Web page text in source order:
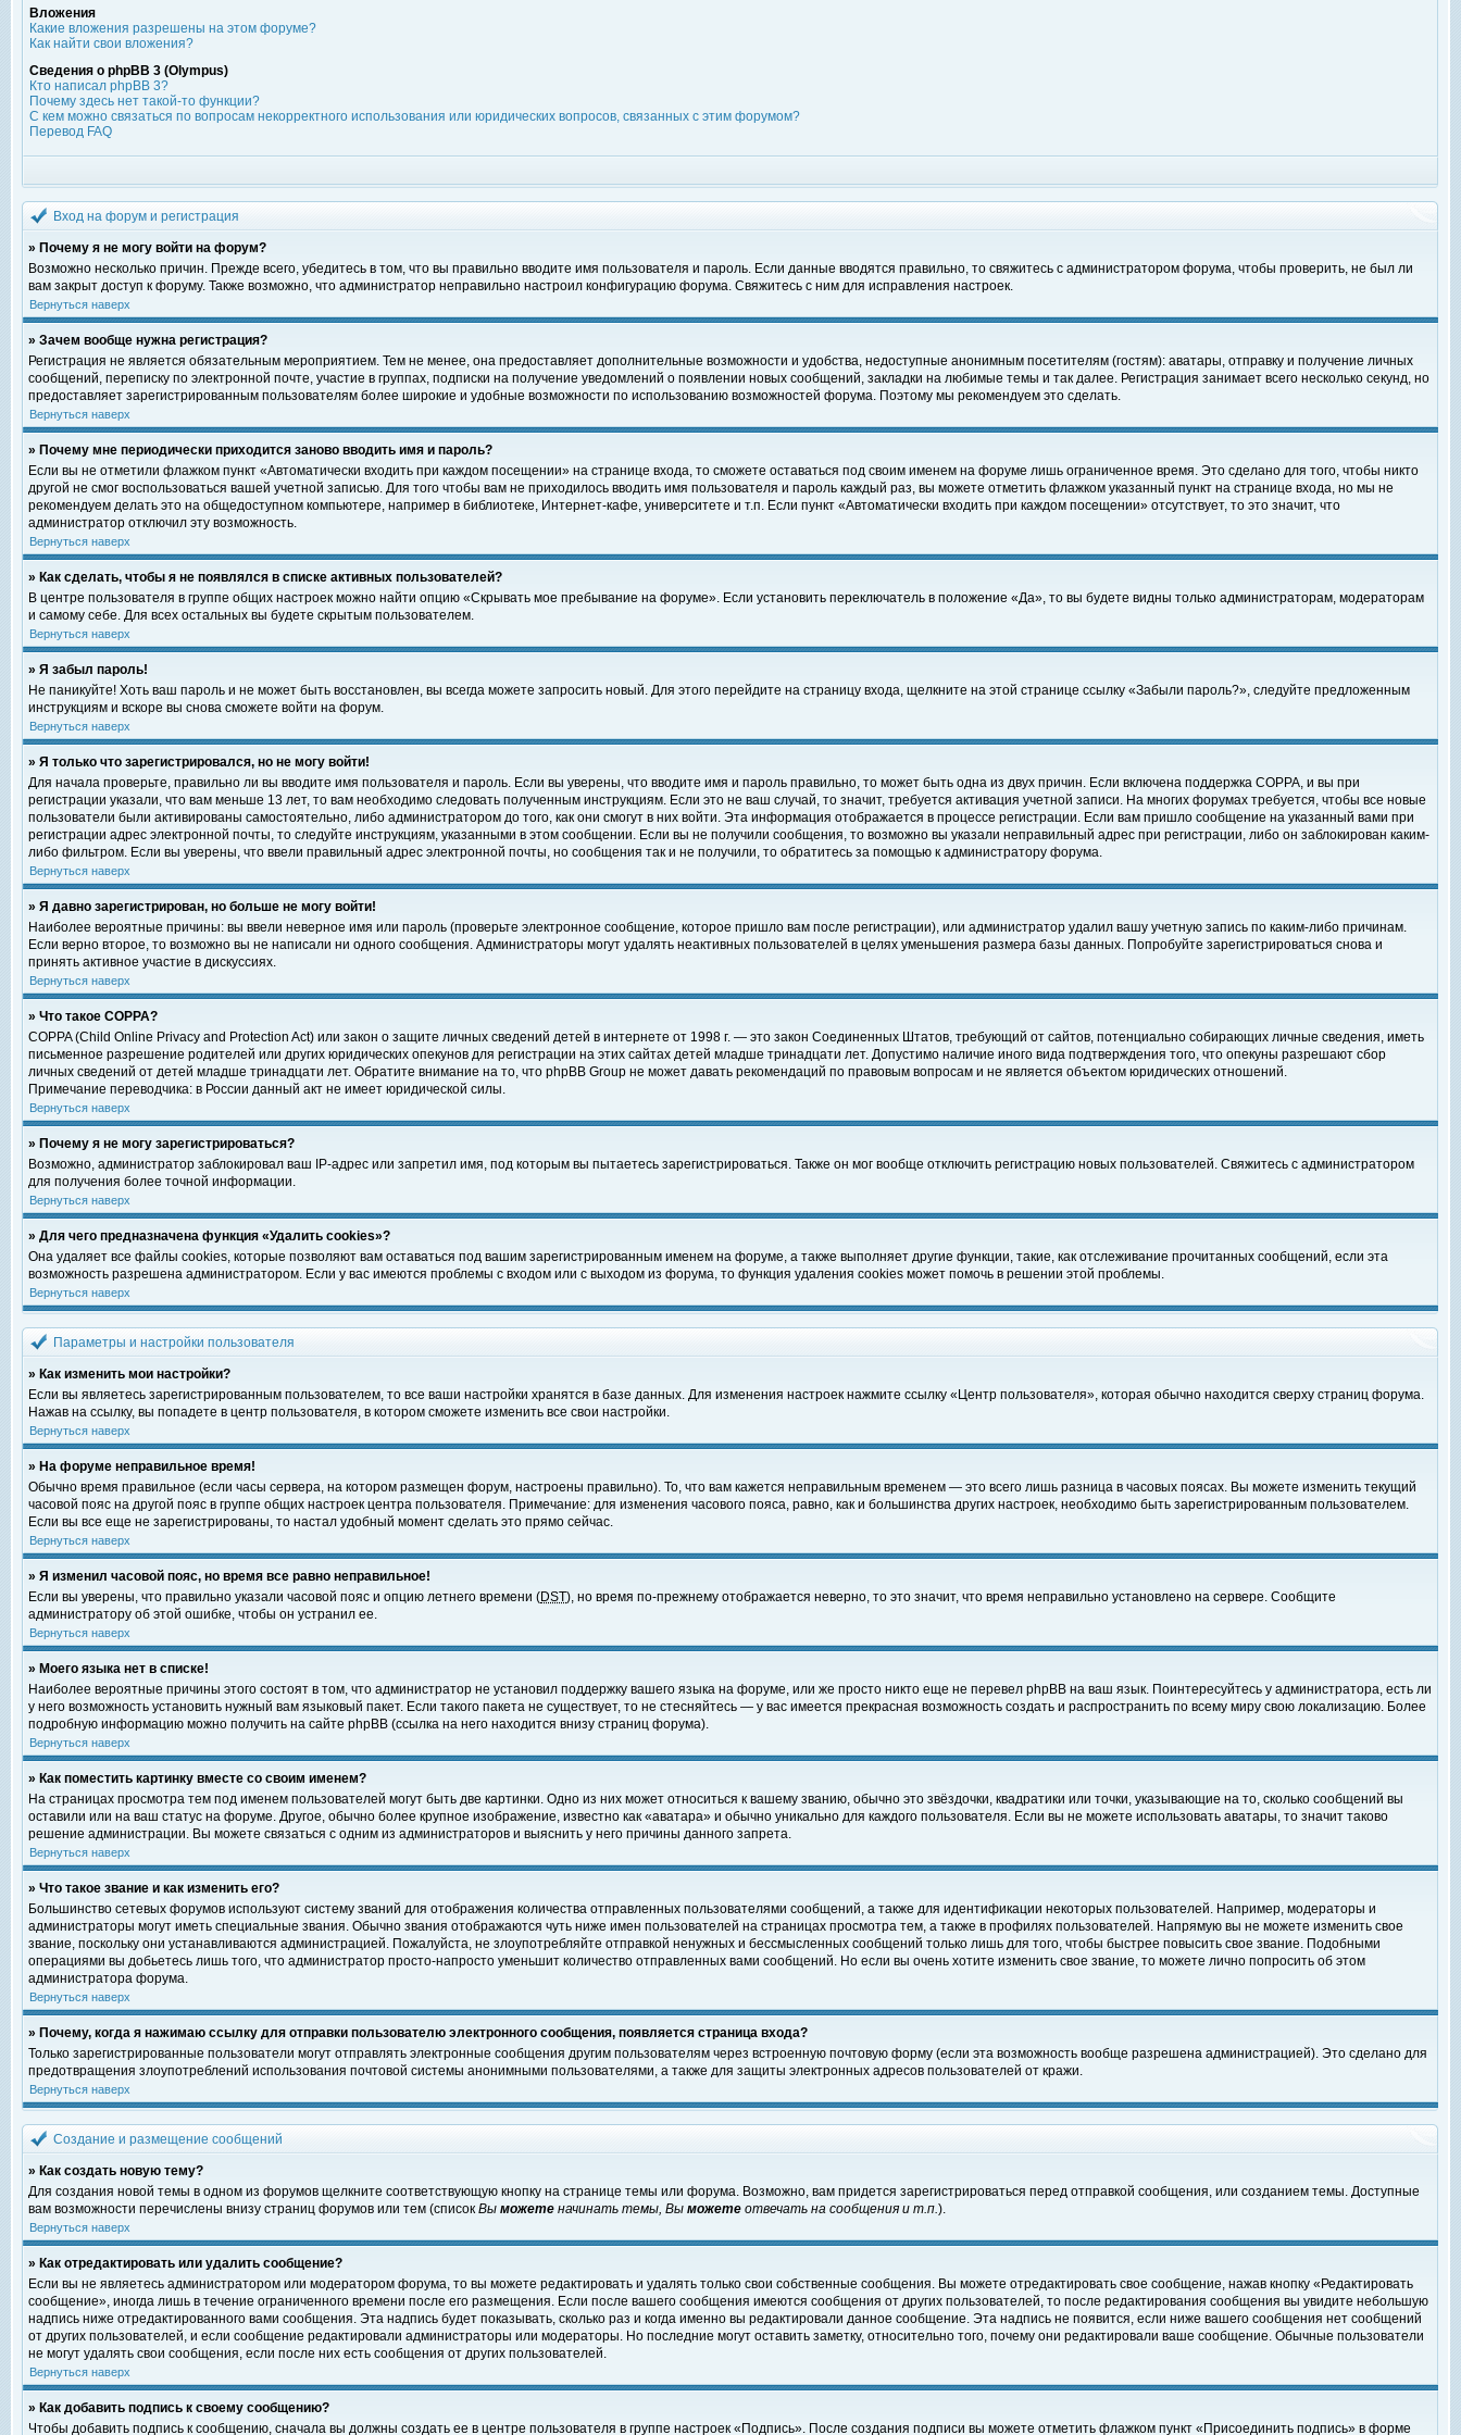
Вложения
Какие вложения разрешены на этом форуме?
Как найти свои вложения?
Сведения о phpBB 3 (Olympus)
Кто написал phpBB 3?
Почему здесь нет такой-то функции?
С кем можно связаться по вопросам некорректного использования или юридических вопросов, связанных с этим форумом?
Перевод FAQ
Вход на форум и регистрация
» Почему я не могу войти на форум?
Возможно несколько причин. Прежде всего, убедитесь в том, что вы правильно вводите имя пользователя и пароль. Если данные вводятся правильно, то свяжитесь с администратором форума, чтобы проверить, не был ли
вам закрыт доступ к форуму. Также возможно, что администратор неправильно настроил конфигурацию форума. Свяжитесь с ним для исправления настроек.
Вернуться наверх
» Зачем вообще нужна регистрация?
Регистрация не является обязательным мероприятием. Тем не менее, она предоставляет дополнительные возможности и удобства, недоступные анонимным посетителям (гостям): аватары, отправку и получение личных
сообщений, переписку по электронной почте, участие в группах, подписки на получение уведомлений о появлении новых сообщений, закладки на любимые темы и так далее. Регистрация занимает всего несколько секунд, но
предоставляет зарегистрированным пользователям более широкие и удобные возможности по использованию возможностей форума. Поэтому мы рекомендуем это сделать.
Вернуться наверх
» Почему мне периодически приходится заново вводить имя и пароль?
Если вы не отметили флажком пункт «Автоматически входить при каждом посещении» на странице входа, то сможете оставаться под своим именем на форуме лишь ограниченное время. Это сделано для того, чтобы никто
другой не смог воспользоваться вашей учетной записью. Для того чтобы вам не приходилось вводить имя пользователя и пароль каждый раз, вы можете отметить флажком указанный пункт на странице входа, но мы не
рекомендуем делать это на общедоступном компьютере, например в библиотеке, Интернет-кафе, университете и т.п. Если пункт «Автоматически входить при каждом посещении» отсутствует, то это значит, что
администратор отключил эту возможность.
Вернуться наверх
» Как сделать, чтобы я не появлялся в списке активных пользователей?
В центре пользователя в группе общих настроек можно найти опцию «Скрывать мое пребывание на форуме». Если установить переключатель в положение «Да», то вы будете видны только администраторам, модераторам
и самому себе. Для всех остальных вы будете скрытым пользователем.
Вернуться наверх
» Я забыл пароль!
Не паникуйте! Хоть ваш пароль и не может быть восстановлен, вы всегда можете запросить новый. Для этого перейдите на страницу входа, щелкните на этой странице ссылку «Забыли пароль?», следуйте предложенным
инструкциям и вскоре вы снова сможете войти на форум.
Вернуться наверх
» Я только что зарегистрировался, но не могу войти!
Для начала проверьте, правильно ли вы вводите имя пользователя и пароль. Если вы уверены, что вводите имя и пароль правильно, то может быть одна из двух причин. Если включена поддержка COPPA, и вы при
регистрации указали, что вам меньше 13 лет, то вам необходимо следовать полученным инструкциям. Если это не ваш случай, то значит, требуется активация учетной записи. На многих форумах требуется, чтобы все новые
пользователи были активированы самостоятельно, либо администратором до того, как они смогут в них войти. Эта информация отображается в процессе регистрации. Если вам пришло сообщение на указанный вами при
регистрации адрес электронной почты, то следуйте инструкциям, указанными в этом сообщении. Если вы не получили сообщения, то возможно вы указали неправильный адрес при регистрации, либо он заблокирован каким-
либо фильтром. Если вы уверены, что ввели правильный адрес электронной почты, но сообщения так и не получили, то обратитесь за помощью к администратору форума.
Вернуться наверх
» Я давно зарегистрирован, но больше не могу войти!
Наиболее вероятные причины: вы ввели неверное имя или пароль (проверьте электронное сообщение, которое пришло вам после регистрации), или администратор удалил вашу учетную запись по каким-либо причинам.
Если верно второе, то возможно вы не написали ни одного сообщения. Администраторы могут удалять неактивных пользователей в целях уменьшения размера базы данных. Попробуйте зарегистрироваться снова и
принять активное участие в дискуссиях.
Вернуться наверх
» Что такое COPPA?
COPPA (Child Online Privacy and Protection Act) или закон о защите личных сведений детей в интернете от 1998 г. — это закон Соединенных Штатов, требующий от сайтов, потенциально собирающих личные сведения, иметь
письменное разрешение родителей или других юридических опекунов для регистрации на этих сайтах детей младше тринадцати лет. Допустимо наличие иного вида подтверждения того, что опекуны разрешают сбор
личных сведений от детей младше тринадцати лет. Обратите внимание на то, что phpBB Group не может давать рекомендаций по правовым вопросам и не является объектом юридических отношений.
Примечание переводчика: в России данный акт не имеет юридической силы.
Вернуться наверх
» Почему я не могу зарегистрироваться?
Возможно, администратор заблокировал ваш IP-адрес или запретил имя, под которым вы пытаетесь зарегистрироваться. Также он мог вообще отключить регистрацию новых пользователей. Свяжитесь с администратором
для получения более точной информации.
Вернуться наверх
» Для чего предназначена функция «Удалить cookies»?
Она удаляет все файлы cookies, которые позволяют вам оставаться под вашим зарегистрированным именем на форуме, а также выполняет другие функции, такие, как отслеживание прочитанных сообщений, если эта
возможность разрешена администратором. Если у вас имеются проблемы с входом или с выходом из форума, то функция удаления cookies может помочь в решении этой проблемы.
Вернуться наверх
Параметры и настройки пользователя
» Как изменить мои настройки?
Если вы являетесь зарегистрированным пользователем, то все ваши настройки хранятся в базе данных. Для изменения настроек нажмите ссылку «Центр пользователя», которая обычно находится сверху страниц форума.
Нажав на ссылку, вы попадете в центр пользователя, в котором сможете изменить все свои настройки.
Вернуться наверх
» На форуме неправильное время!
Обычно время правильное (если часы сервера, на котором размещен форум, настроены правильно). То, что вам кажется неправильным временем — это всего лишь разница в часовых поясах. Вы можете изменить текущий
часовой пояс на другой пояс в группе общих настроек центра пользователя. Примечание: для изменения часового пояса, равно, как и большинства других настроек, необходимо быть зарегистрированным пользователем.
Если вы все еще не зарегистрированы, то настал удобный момент сделать это прямо сейчас.
Вернуться наверх
» Я изменил часовой пояс, но время все равно неправильное!
Если вы уверены, что правильно указали часовой пояс и опцию летнего времени (DST), но время по-прежнему отображается неверно, то это значит, что время неправильно установлено на сервере. Сообщите
администратору об этой ошибке, чтобы он устранил ее.
Вернуться наверх
» Моего языка нет в списке!
Наиболее вероятные причины этого состоят в том, что администратор не установил поддержку вашего языка на форуме, или же просто никто еще не перевел phpBB на ваш язык. Поинтересуйтесь у администратора, есть ли
у него возможность установить нужный вам языковый пакет. Если такого пакета не существует, то не стесняйтесь — у вас имеется прекрасная возможность создать и распространить по всему миру свою локализацию. Более
подробную информацию можно получить на сайте phpBB (ссылка на него находится внизу страниц форума).
Вернуться наверх
» Как поместить картинку вместе со своим именем?
На страницах просмотра тем под именем пользователей могут быть две картинки. Одно из них может относиться к вашему званию, обычно это звёздочки, квадратики или точки, указывающие на то, сколько сообщений вы
оставили или на ваш статус на форуме. Другое, обычно более крупное изображение, известно как «аватара» и обычно уникально для каждого пользователя. Если вы не можете использовать аватары, то значит таково
решение администрации. Вы можете связаться с одним из администраторов и выяснить у него причины данного запрета.
Вернуться наверх
» Что такое звание и как изменить его?
Большинство сетевых форумов используют систему званий для отображения количества отправленных пользователями сообщений, а также для идентификации некоторых пользователей. Например, модераторы и
администраторы могут иметь специальные звания. Обычно звания отображаются чуть ниже имен пользователей на страницах просмотра тем, а также в профилях пользователей. Напрямую вы не можете изменить свое
звание, поскольку они устанавливаются администрацией. Пожалуйста, не злоупотребляйте отправкой ненужных и бессмысленных сообщений только лишь для того, чтобы быстрее повысить свое звание. Подобными
операциями вы добьетесь лишь того, что администратор просто-напросто уменьшит количество отправленных вами сообщений. Но если вы очень хотите изменить свое звание, то можете лично попросить об этом
администратора форума.
Вернуться наверх
» Почему, когда я нажимаю ссылку для отправки пользователю электронного сообщения, появляется страница входа?
Только зарегистрированные пользователи могут отправлять электронные сообщения другим пользователям через встроенную почтовую форму (если эта возможность вообще разрешена администрацией). Это сделано для
предотвращения злоупотреблений использования почтовой системы анонимными пользователями, а также для защиты электронных адресов пользователей от кражи.
Вернуться наверх
Создание и размещение сообщений
» Как создать новую тему?
Для создания новой темы в одном из форумов щелкните соответствующую кнопку на странице темы или форума. Возможно, вам придется зарегистрироваться перед отправкой сообщения, или созданием темы. Доступные
вам возможности перечислены внизу страниц форумов или тем (список Вы можете начинать темы, Вы можете отвечать на сообщения и т.п.).
Вернуться наверх
» Как отредактировать или удалить сообщение?
Если вы не являетесь администратором или модератором форума, то вы можете редактировать и удалять только свои собственные сообщения. Вы можете отредактировать свое сообщение, нажав кнопку «Редактировать
сообщение», иногда лишь в течение ограниченного времени после его размещения. Если после вашего сообщения имеются сообщения от других пользователей, то после редактирования сообщения вы увидите небольшую
надпись ниже отредактированного вами сообщения. Эта надпись будет показывать, сколько раз и когда именно вы редактировали данное сообщение. Эта надпись не появится, если ниже вашего сообщения нет сообщений
от других пользователей, и если сообщение редактировали администраторы или модераторы. Но последние могут оставить заметку, относительно того, почему они редактировали ваше сообщение. Обычные пользователи
не могут удалять свои сообщения, если после них есть сообщения от других пользователей.
Вернуться наверх
» Как добавить подпись к своему сообщению?
Чтобы добавить подпись к сообщению, сначала вы должны создать ее в центре пользователя в группе настроек «Подпись». После создания подписи вы можете отметить флажком пункт «Присоединить подпись» в форме